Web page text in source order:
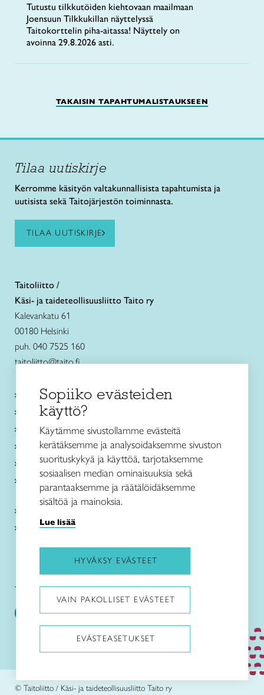
Tutustu tilkkutöiden kiehtovaan maailmaan
Joensuun Tilkkukillan näyttelyssä
Taitokorttelin piha-aitassa! Näyttely on
avoinna 29.8.2026 asti.
TAKAISIN TAPAHTUMALISTAUKSEEN
Tilaa uutiskirje
Kerromme käsityön valtakunnallisista tapahtumista ja
uutisista sekä Taitojärjestön toiminnasta.
TILAA UUTISKIRJE
Taitoliitto /
Käsi- ja taideteollisuusliitto Taito ry
Kalevankatu 61
00180 Helsinki
puh. 040 7525 160
taitoliitto@taito.fi
Käsityökurssit ja koulutus
Ajankohtaista
Käsityöohjeet
Me olemme Taito
Paikallinen toiminta
Verkkokaupat
Kirjaudu Arviin
Kirjaudu Taitocampukseen
Taitoliitto: Taito-lehti:
© Taitoliitto / Käsi- ja taideteollisuusliitto Taito ry
Sopiiko evästeiden
käyttö?
Käytämme sivustollamme evästeitä
kerätäksemme ja analysoidaksemme sivuston
suorituskykyä ja käyttöä, tarjotaksemme
sosiaalisen median ominaisuuksia sekä
parantaaksemme ja räätälöidäksemme
sisältöä ja mainoksia.
Lue lisää
HYVÄKSY EVÄSTEET
VAIN PAKOLLISET EVÄSTEET
EVÄSTEASETUKSET